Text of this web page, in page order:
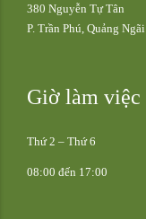
380 Nguyễn Tự Tân
P. Trần Phú, Quảng Ngãi
Giờ làm việc
Thứ 2 – Thứ 6
08:00 đến 17:00